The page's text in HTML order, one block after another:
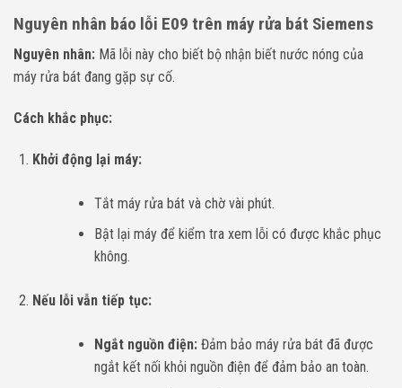
Nguyên nhân báo lỗi E09 trên máy rửa bát Siemens
Nguyên nhân: Mã lỗi này cho biết bộ nhận biết nước nóng của
máy rửa bát đang gặp sự cố.
Cách khắc phục:
Khởi động lại máy:
Tắt máy rửa bát và chờ vài phút.
Bật lại máy để kiểm tra xem lỗi có được khắc phục
không.
Nếu lỗi vẫn tiếp tục:
Ngắt nguồn điện:Đảm bảo máy rửa bát đã được
ngắt kết nối khỏi nguồn điện để đảm bảo an toàn.